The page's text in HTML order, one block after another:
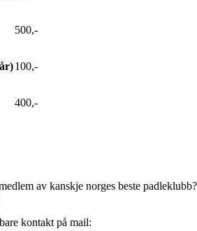
500,-
100,-
400,-
av kanskje norges beste padleklubb?
kontakt på mail: